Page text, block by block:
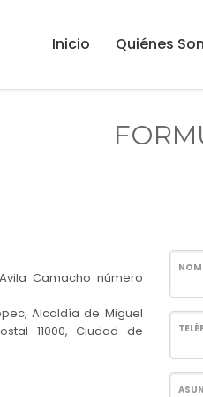
Inicio Quiénes
Camacho número
Alcaldía de Miguel
11000, Ciudad de